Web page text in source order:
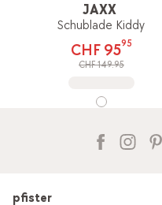
JAXX
Schublade Kiddy
CHF 9595
CHF 149.95
pfister